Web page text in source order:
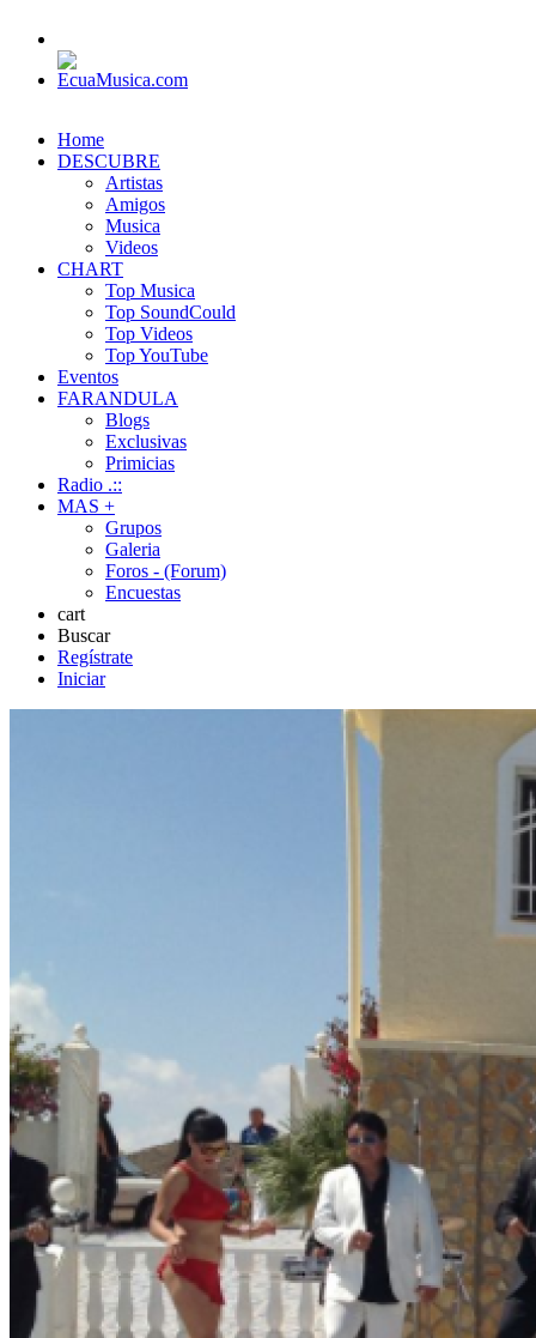
Home
DESCUBRE
Artistas
Amigos
Musica
Videos
CHART
Top Musica
Top SoundCould
Top Videos
Top YouTube
Eventos
FARANDULA
Blogs
Exclusivas
Primicias
Radio .::
MAS +
Grupos
Galeria
Foros - (Forum)
Encuestas
cart
Buscar
Regístrate
Iniciar